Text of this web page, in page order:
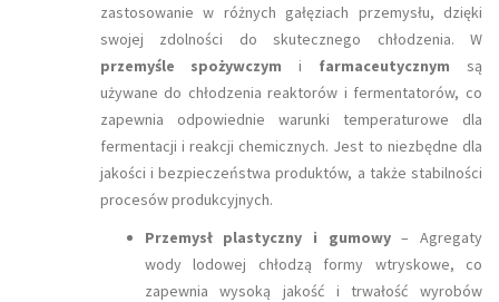
zastosowanie w różnych gałęziach przemysłu, dzięki
swojej zdolności do skutecznego chłodzenia. W
przemyśle spożywczym i farmaceutycznym są
używane do chłodzenia reaktorów i fermentatorów, co
zapewnia odpowiednie warunki temperaturowe dla
fermentacji i reakcji chemicznych. Jest to niezbędne dla
jakości i bezpieczeństwa produktów, a także stabilności
procesów produkcyjnych.
Przemysł plastyczny i gumowy– Agregaty
wody lodowej chłodzą formy wtryskowe, co
zapewnia wysoką jakość i trwałość wyrobów